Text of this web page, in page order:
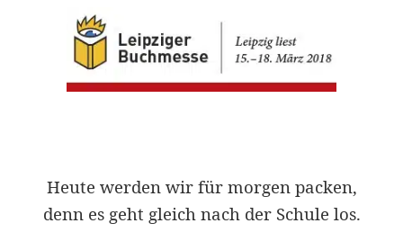
Heute werden wir für morgen packen,
denn es geht gleich nach der Schule los.